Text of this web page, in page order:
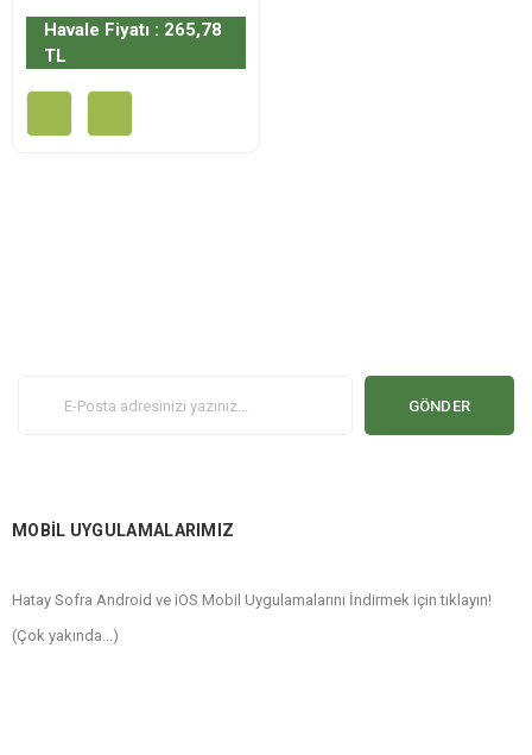
Havale Fiyatı : 265,78
TL
GÖNDER
MOBİL UYGULAMALARIMIZ
Hatay Sofra Android ve iOS Mobil Uygulamalarını İndirmek için tıklayın!
(Çok yakında...)